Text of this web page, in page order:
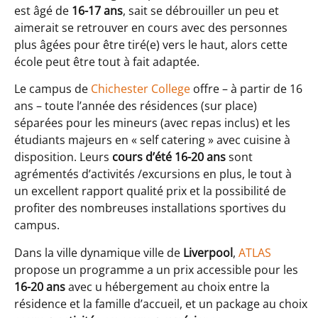
est âgé de 16-17 ans, sait se débrouiller un peu et
aimerait se retrouver en cours avec des personnes
plus âgées pour être tiré(e) vers le haut, alors cette
école peut être tout à fait adaptée.
Le campus de Chichester College offre – à partir de 16
ans – toute l’année des résidences (sur place)
séparées pour les mineurs (avec repas inclus) et les
étudiants majeurs en « self catering » avec cuisine à
disposition. Leurs cours d’été 16-20 anssont
agrémentés d’activités /excursions en plus, le tout à
un excellent rapport qualité prix et la possibilité de
profiter des nombreuses installations sportives du
campus.
Dans la ville dynamique ville de Liverpool, ATLAS
propose un programme a un prix accessible pour les
16-20 ansavec u hébergement au choix entre la
résidence et la famille d’accueil, et un package au choix